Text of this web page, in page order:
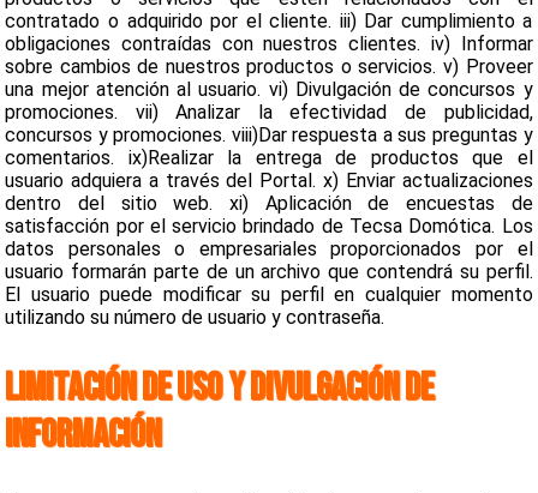
contratado o adquirido por el cliente. iii) Dar cumplimiento a
obligaciones contraídas con nuestros clientes. iv) Informar
sobre cambios de nuestros productos o servicios. v) Proveer
una mejor atención al usuario. vi) Divulgación de concursos y
promociones. vii) Analizar la efectividad de publicidad,
concursos y promociones. viii)Dar respuesta a sus preguntas y
comentarios. ix)Realizar la entrega de productos que el
usuario adquiera a través del Portal. x) Enviar actualizaciones
dentro del sitio web. xi) Aplicación de encuestas de
satisfacción por el servicio brindado de Tecsa Domótica. Los
datos personales o empresariales proporcionados por el
usuario formarán parte de un archivo que contendrá su perfil.
El usuario puede modificar su perfil en cualquier momento
utilizando su número de usuario y contraseña.
LIMITACIÓN DE USO Y DIVULGACIÓN DE
INFORMACIÓN